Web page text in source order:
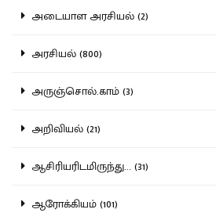
அடையாள அரசியல் (2)
அரசியல் (800)
அருஞ்சொல்.காம் (3)
அறிவியல் (21)
ஆசிரியரிடமிருந்து... (31)
ஆரோக்கியம் (101)